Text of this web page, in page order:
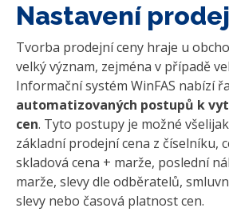
Nastavení
Tvorba prodejní ceny hraje u
velký význam, zejména v případě
Informační systém WinFAS nabízí
automatizovaných postupů k
cen. Tyto postupy je možné
základní prodejní cena z číselníku,
skladová cena + marže, poslední
marže, slevy dle odběratelů,
slevy nebo časová platnost cen.